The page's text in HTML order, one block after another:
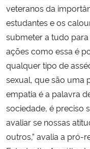
veteranos da
estudantes e os
submeter a tudo
ações como essa é
qualquer tipo de
sexual, que são uma
empatia é a palavra
sociedade, é preciso
avaliar se nossas
outros,” avalia a pró-